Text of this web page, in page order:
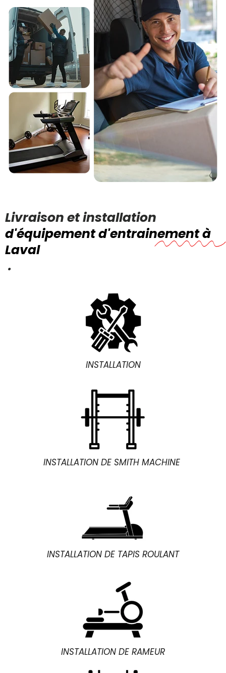
Livraison et installation
d'équipement d'entrainement à
Laval
.
INSTALLATION
INSTALLATION DE SMITH MACHINE
INSTALLATION DE TAPIS ROULANT
INSTALLATION DE RAMEUR